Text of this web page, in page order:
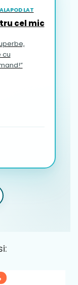
LAT
cel mic